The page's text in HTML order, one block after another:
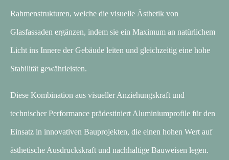
Rahmenstrukturen, welche die visuelle Ästhetik von
Glasfassaden ergänzen, indem sie ein Maximum an natürlichem
Licht ins Innere der Gebäude leiten und gleichzeitig eine hohe
Stabilität gewährleisten.
Diese Kombination aus visueller Anziehungskraft und
technischer Performance prädestiniert Aluminiumprofile für den
Einsatz in innovativen Bauprojekten, die einen hohen Wert auf
ästhetische Ausdruckskraft und nachhaltige Bauweisen legen.